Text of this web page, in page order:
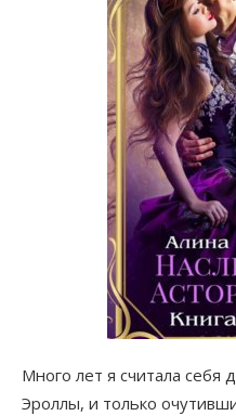
Много лет я считала себя
Эроллы, и только